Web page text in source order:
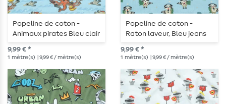
Popeline de coton -
Animaux pirates Bleu clair
9,99 € *
1 mètre(s) | 9,99 € / mètre(s)
Popeline de coton -
Raton laveur, Bleu jeans
clair
9,99 € *
1 mètre(s) | 9,99 € / mètre(s)